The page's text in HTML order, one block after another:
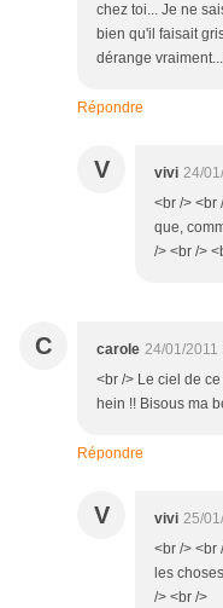
chez toi... Je ne
bien qu'il faisait
dérange
Répondre
V vivi 24/
<br /> <br
que,
/> <br />
C carole 24/01/2011
<br /> Le ciel de
hein !! Bisous ma
Répondre
V vivi 25/
<br /> <br
les
/> <br />